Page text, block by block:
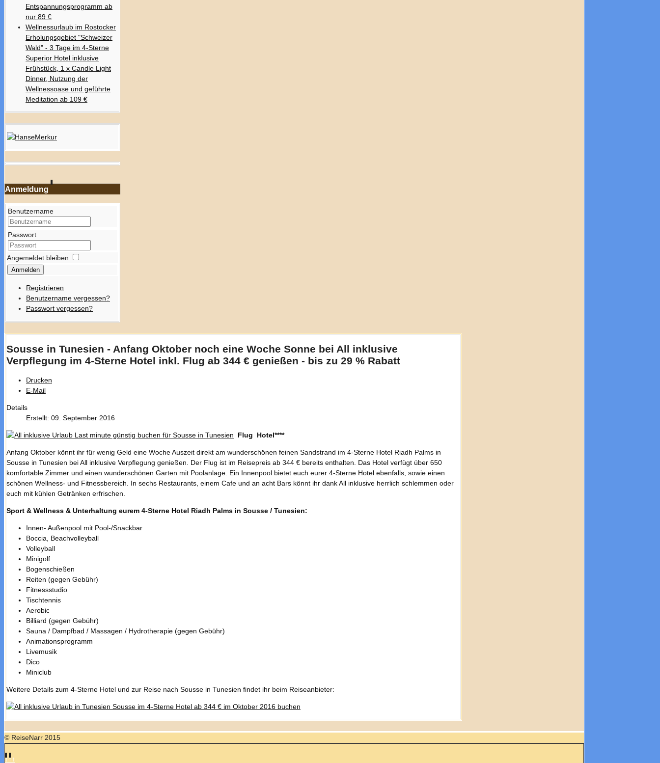
Entspannungsprogramm ab
nur 89 €
Wellnessurlaub im Rostocker
Erholungsgebiet "Schweizer
Wald" - 3 Tage im 4-Sterne
Superior Hotel inklusive
Frühstück, 1 x Candle Light
Dinner, Nutzung der
Wellnessoase und geführte
Meditation ab 109 €
Anmeldung
Benutzername
Passwort
Angemeldet bleiben
Anmelden
Registrieren
Benutzername vergessen?
Passwort vergessen?
Sousse in Tunesien - Anfang Oktober noch eine Woche Sonne bei All inklusive
Verpflegung im 4-Sterne Hotel inkl. Flug ab 344 € genießen - bis zu 29 % Rabatt
Drucken
E-Mail
Details
Erstellt: 09. September 2016
Flug Hotel****
Anfang Oktober könnt ihr für wenig Geld eine Woche Auszeit direkt am wunderschönen feinen Sandstrand im 4-Sterne Hotel Riadh Palms in
Sousse in Tunesien bei All inklusive Verpflegung genießen. Der Flug ist im Reisepreis ab 344 € bereits enthalten. Das Hotel verfügt über 650
komfortable Zimmer und einen wunderschönen Garten mit Poolanlage. Ein Innenpool bietet euch eurer 4-Sterne Hotel ebenfalls, sowie einen
schönen Wellness- und Fitnessbereich. In sechs Restaurants, einem Cafe und an acht Bars könnt ihr dank All inklusive herrlich schlemmen oder
euch mit kühlen Getränken erfrischen.
Sport & Wellness & Unterhaltung eurem 4-Sterne Hotel Riadh Palms in Sousse / Tunesien:
Innen- Außenpool mit Pool-/Snackbar
Boccia, Beachvolleyball
Volleyball
Minigolf
Bogenschießen
Reiten (gegen Gebühr)
Fitnessstudio
Tischtennis
Aerobic
Billiard (gegen Gebühr)
Sauna / Dampfbad / Massagen / Hydrotherapie (gegen Gebühr)
Animationsprogramm
Livemusik
Dico
Miniclub
Weitere Details zum 4-Sterne Hotel und zur Reise nach Sousse in Tunesien findet ihr beim Reiseanbieter:
© ReiseNarr 2015
↑↑↑